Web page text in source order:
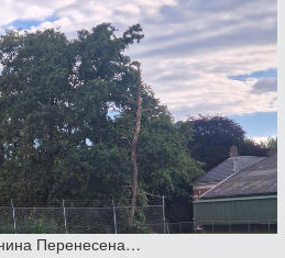
Перенесена…